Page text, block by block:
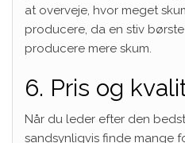
at overveje, hvor meget
producere, da en stiv
producere mere skum.
6. Pris og
Når du leder efter den
sandsynligvis finde mange